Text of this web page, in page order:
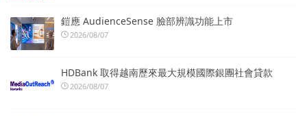
鎧應 AudienceSense 臉部辨識功能上市
2026/08/07
HDBank 取得越南歷來最大規模國際銀團社會貸款
2026/08/07